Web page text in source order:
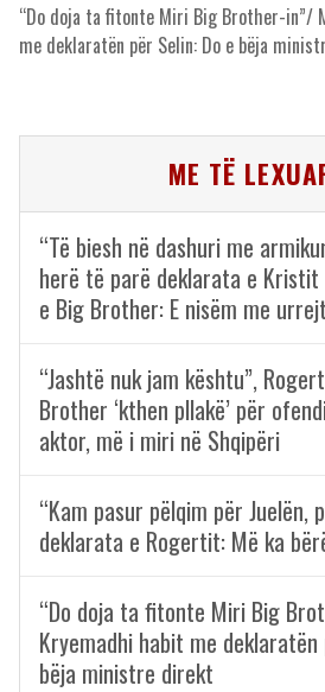
“Do doja ta fitonte Miri Big Brother-in”/
me deklaratën për Selin: Do e bëja
ME TË
“Të biesh në dashuri me
herë të parë deklarata e
e Big Brother: E nisëm me
“Jashtë nuk jam kështu”,
Brother ‘kthen pllakë’ për
aktor, më i miri në Shqipëri
“Kam pasur pëlqim për Juelën,
deklarata e Rogertit: Më ka
“Do doja ta fitonte Miri Big
Kryemadhi habit me deklaratën
bëja ministre direkt